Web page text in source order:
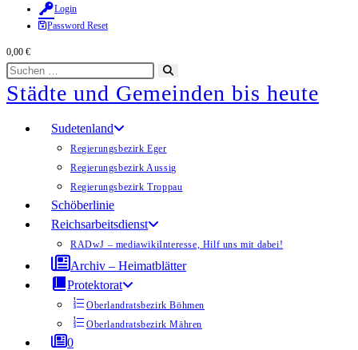
Inhalt
springen
Login
Password Reset
0,00 €
Diese
Website
durchsuchen
starten
Städte und Gemeinden bis heute
Sudetenland
Regierungsbezirk Eger
Regierungsbezirk Aussig
Regierungsbezirk Troppau
Schöberlinie
Reichsarbeitsdienst
RADwJ – mediawikiInteresse, Hilf uns mit dabei!
Archiv – Heimatblätter
Protektorat
Oberlandratsbezirk Böhmen
Oberlandratsbezirk Mähren
0